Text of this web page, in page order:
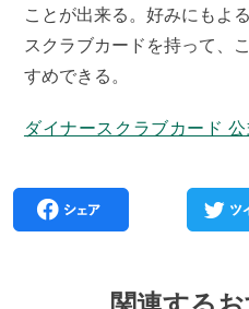
ことが出来る。好みにもよ
スクラブカードを持って、
すめできる。
ダイナースクラブカード 公